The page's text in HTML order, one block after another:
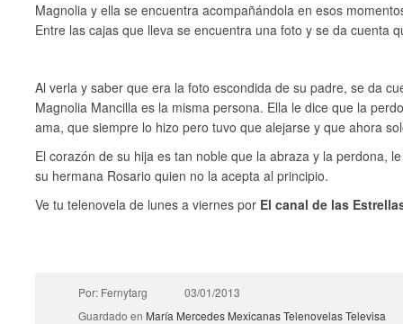
Magnolia y ella se encuentra acompañándola en esos
Entre las cajas que lleva se encuentra una foto y se da cuenta
Al verla y saber que era la foto escondida de su padre, se da
Magnolia Mancilla es la misma persona. Ella le dice que la
ama, que siempre lo hizo pero tuvo que alejarse y que ahora
El corazón de su hija es tan noble que la abraza y la perdona,
su hermana Rosario quien no la acepta al principio.
Ve tu telenovela de lunes a viernes por El canal de las
Por: Fernytarg
03/01/2013
Guardado en María Mercedes MexicanasTelenovelasTelevisa